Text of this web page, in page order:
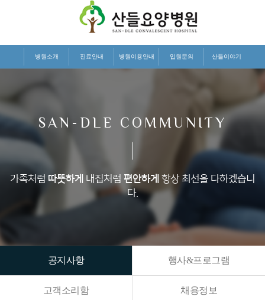
병원소개 진료안내 병원이용안내 입원문의 산들이야기
SAN-DLE COMMUNITY
가족처럼 따뜻하게 내집처럼 편안하게 항상 최선을 다하겠습니
다.
공지사항 행사&프로그램
고객소리함 채용정보